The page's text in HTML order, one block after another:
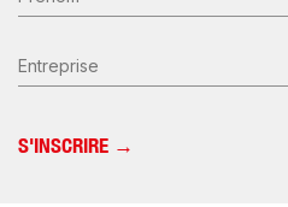
Entreprise